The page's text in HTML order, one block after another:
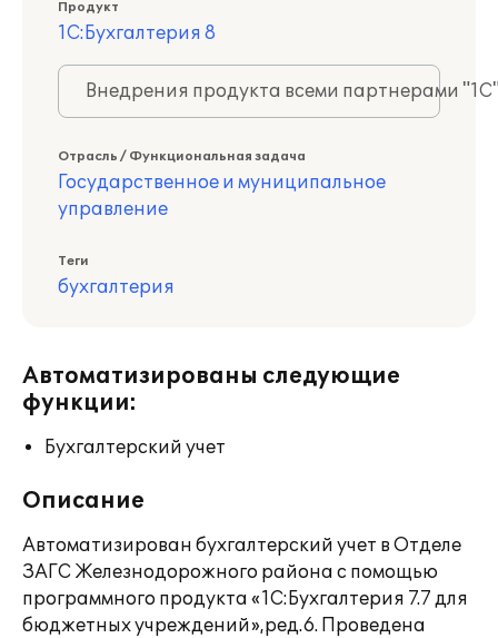
Продукт
1С:Бухгалтерия 8
Внедрения продукта всеми партнерами
Отрасль / Функциональная задача
Государственное и муниципальное
управление
Теги
бухгалтерия
Автоматизированы следующие
функции:
Бухгалтерский учет
Описание
Автоматизирован бухгалтерский учет в Отделе
ЗАГС Железнодорожного района с помощью
программного продукта «1С:Бухгалтерия 7.7 для
бюджетных учреждений»,ред.6. Проведена